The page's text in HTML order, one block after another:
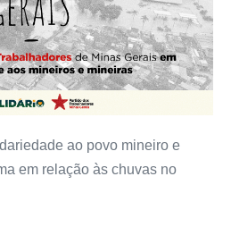
ao povo mineiro e
em relação às chuvas no